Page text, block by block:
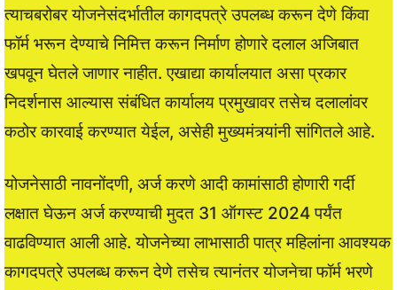
त्याचबरोबर योजनेसंदर्भातील कागदपत्रे उपलब्ध करून देणे किंवा
फॉर्म भरून देण्याचे निमित्त करून निर्माण होणारे दलाल अजिबात
खपवून घेतले जाणार नाहीत. एखाद्या कार्यालयात असा प्रकार
निदर्शनास आल्यास संबंधित कार्यालय प्रमुखावर तसेच दलालांवर
कठोर कारवाई करण्यात येईल, असेही मुख्यमंत्र्यांनी सांगितले आहे.
योजनेसाठी नावनोंदणी, अर्ज करणे आदी कामांसाठी होणारी गर्दी
लक्षात घेऊन अर्ज करण्याची मुदत 31 ऑगस्ट 2024 पर्यंत
वाढविण्यात आली आहे. योजनेच्या लाभासाठी पात्र महिलांना आवश्यक
कागदपत्रे उपलब्ध करून देणे तसेच त्यानंतर योजनेचा फॉर्म भरणे